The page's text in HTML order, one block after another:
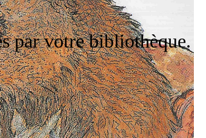
par votre bibliothèque.